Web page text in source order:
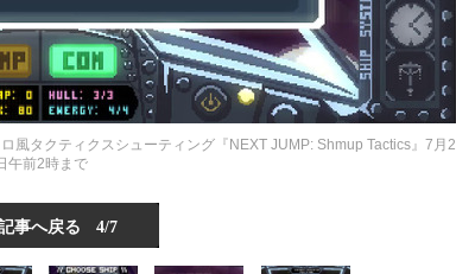
風タクティクスシューティング『NEXT JUMP: Shmup Tactics』7月2
午前2時まで
事へ戻る 4/7